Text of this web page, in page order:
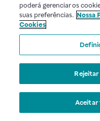
poderá gerenciar os
suas preferências. Nossa
Cookies
Aceitar